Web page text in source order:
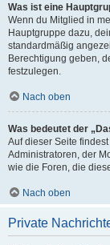
Was ist eine
Wenn du Mitglied in
Hauptgruppe dazu,
standardmäßig
Berechtigung geben,
festzulegen.
Nach oben
Was bedeutet der
Auf dieser Seite
Administratoren, der
wie die Foren, die
Nach oben
Private